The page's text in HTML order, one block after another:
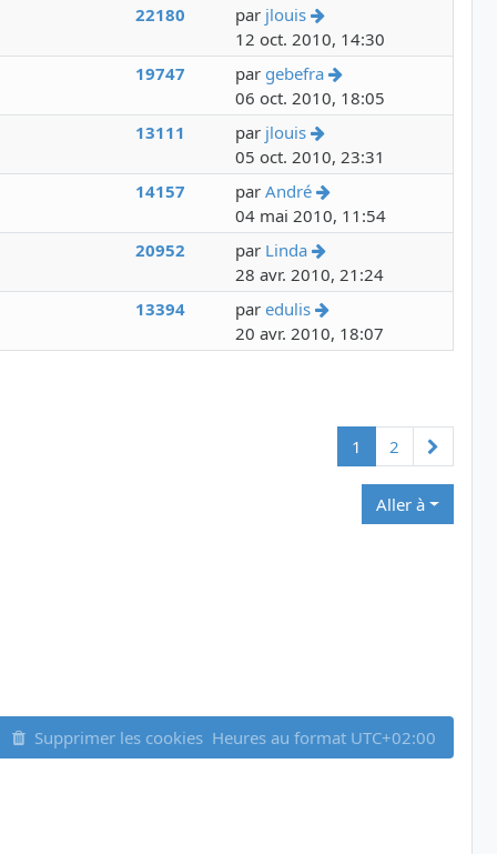
22180 par jlouis
Voir le dernier
12 oct. 2010, 14:30
19747 par gebefra
Voir le dernier
06 oct. 2010, 18:05
13111 par jlouis
Voir le dernier
05 oct. 2010, 23:31
14157 parAndré
Voir le dernier
04 mai 2010, 11:54
20952 par Linda
Voir le dernier
28 avr. 2010, 21:24
13394 paredulis
Voir le dernier
20 avr. 2010, 18:07
1 2
Aller à
Supprimer les cookies Heures au format UTC+02:00